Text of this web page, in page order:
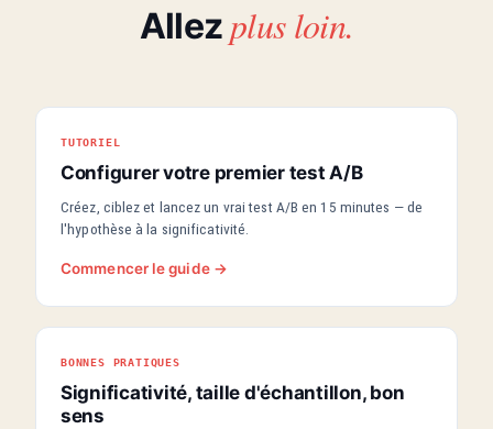
Allezplus loin.
TUTORIEL
Configurer votre premier test A/B
Créez, ciblez et lancez un vrai test A/B en 15 minutes — de
l'hypothèse à la significativité.
Commencer le guide →
BONNES PRATIQUES
Significativité, taille d'échantillon, bon
sens